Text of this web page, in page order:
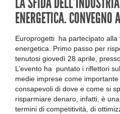
ENERGETICA.
Europrogetti ha partecipato alla
energetica. Primo passo per
tenutosi giovedì 28 aprile,
L’evento ha puntato i riflettori
medie imprese come
consapevoli di dove e come si
risparmiare denaro, infatti, è
termini di competitività, di